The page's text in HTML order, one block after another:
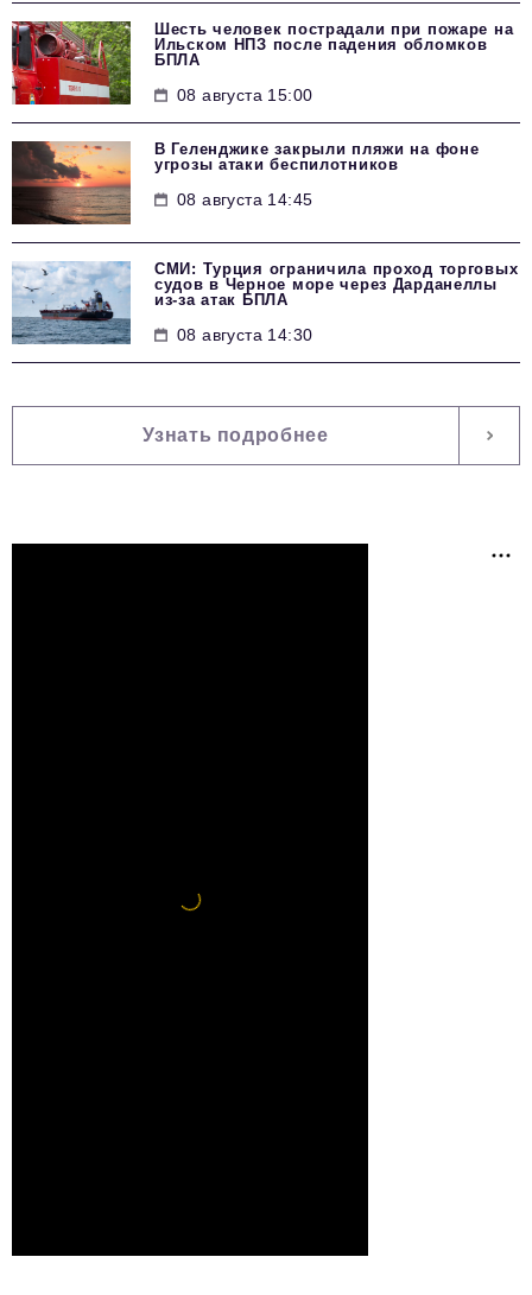
Шесть человек пострадали при пожаре на
Ильском НПЗ после падения обломков
БПЛА
08 августа 15:00
В Геленджике закрыли пляжи на фоне
угрозы атаки беспилотников
08 августа 14:45
СМИ: Турция ограничила проход торговых
судов в Черное море через Дарданеллы
из-за атак БПЛА
08 августа 14:30
Узнать подробнее